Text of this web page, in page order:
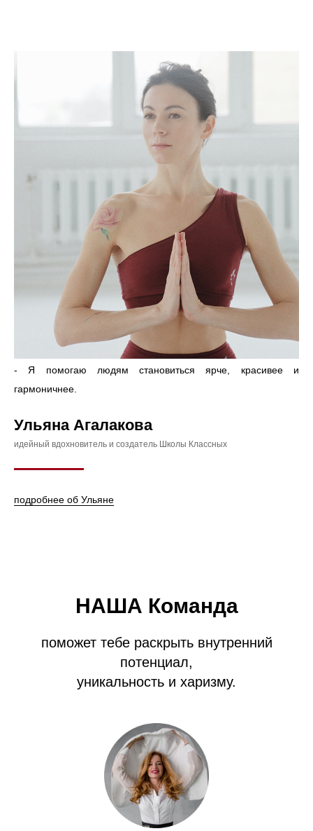
- Я помогаю людям становиться ярче, красивее и
гармоничнее.
Ульяна Агалакова
идейный вдохновитель и создатель Школы Классных
подробнее об Ульяне
НАША Команда
поможет тебе раскрыть внутренний
потенциал,
уникальность и харизму.